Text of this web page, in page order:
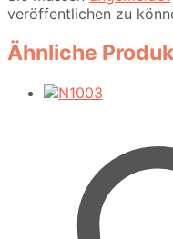
veröffentlichen zu
Ähnliche